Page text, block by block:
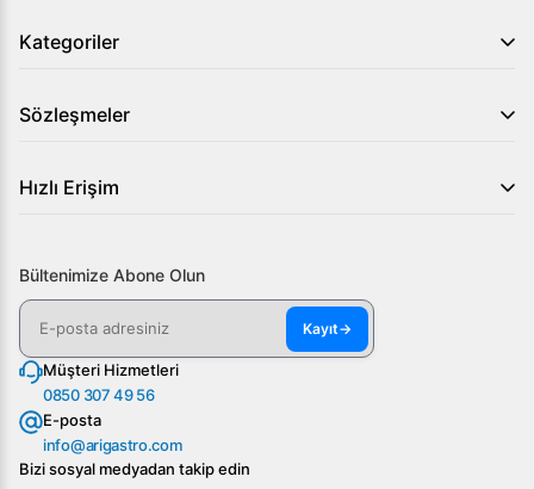
Kategoriler
Sözleşmeler
Hızlı Erişim
Bültenimize Abone Olun
Kayıt→
Müşteri Hizmetleri
0850 307 49 56
E-posta
info@arigastro.com
Bizi sosyal medyadan takip edin